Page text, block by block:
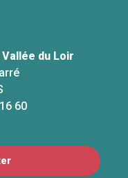
du Loir
60